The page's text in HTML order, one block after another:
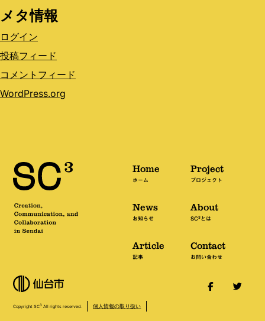
メタ情報
ログイン
投稿フィード
コメントフィード
WordPress.org
Home
ホーム
News
お知らせ
Article
記事
Project
プロジェクト
About
SC3とは
Contact
お問い合わせ
Copyright SC3 All rights reserved. 個人情報の取り扱い